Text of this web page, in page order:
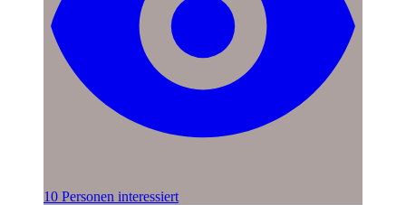
10 Personen interessiert